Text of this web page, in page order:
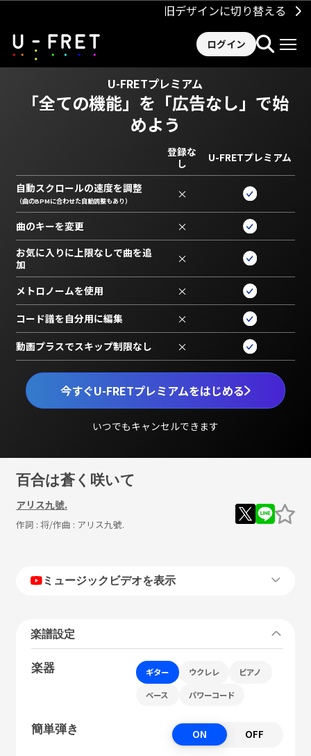
旧デザインに切り替える
ログイン
U-FRETプレミアム
「全ての機能」を 「広告なし」で始
めよう
今すぐU-FRETプレミアムをはじめる
いつでもキャンセルできます
登録な
し
U-FRETプレミアム
自動スクロールの速度を調整
（曲のBPMに合わせた自動調整もあり） ×
曲のキーを変更 ×
お気に入りに上限なしで曲を追
加
×
メトロノームを使用 ×
コード譜を自分用に編集 ×
動画プラスでスキップ制限なし ×
百合は蒼く咲いて
アリス九號.
作詞 : 将/作曲 : アリス九號.
ミュージックビデオを表示
楽譜設定
楽器 ギター ウクレレ ピアノ
ベース パワーコード
簡単弾き ON OFF